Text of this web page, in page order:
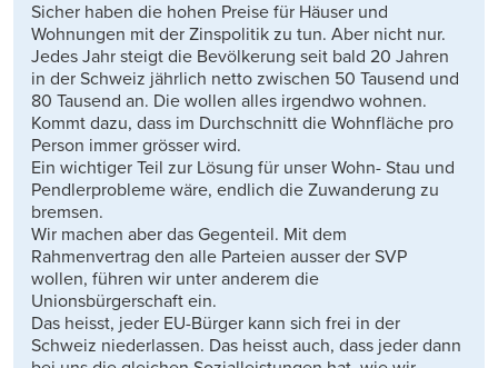
Sicher haben die hohen Preise für Häuser und
Wohnungen mit der Zinspolitik zu tun. Aber nicht nur.
Jedes Jahr steigt die Bevölkerung seit bald 20 Jahren
in der Schweiz jährlich netto zwischen 50 Tausend und
80 Tausend an. Die wollen alles irgendwo wohnen.
Kommt dazu, dass im Durchschnitt die Wohnfläche pro
Person immer grösser wird.
Ein wichtiger Teil zur Lösung für unser Wohn- Stau und
Pendlerprobleme wäre, endlich die Zuwanderung zu
bremsen.
Wir machen aber das Gegenteil. Mit dem
Rahmenvertrag den alle Parteien ausser der SVP
wollen, führen wir unter anderem die
Unionsbürgerschaft ein.
Das heisst, jeder EU-Bürger kann sich frei in der
Schweiz niederlassen. Das heisst auch, dass jeder dann